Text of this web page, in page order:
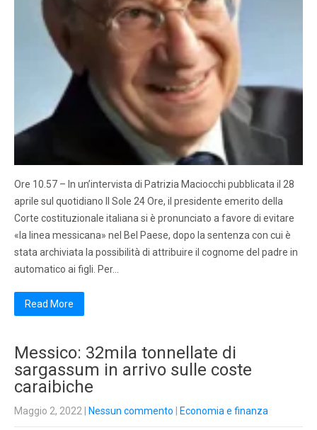
Ore 10.57 – In un’intervista di Patrizia Maciocchi pubblicata il 28
aprile sul quotidiano Il Sole 24 Ore, il presidente emerito della
Corte costituzionale italiana si è pronunciato a favore di evitare
«la linea messicana» nel Bel Paese, dopo la sentenza con cui è
stata archiviata la possibilità di attribuire il cognome del padre in
automatico ai figli. Per…
Read More
Messico: 32mila tonnellate di
sargassum in arrivo sulle coste
caraibiche
Maggio 2, 2022 Nessun commento Economia e finanza